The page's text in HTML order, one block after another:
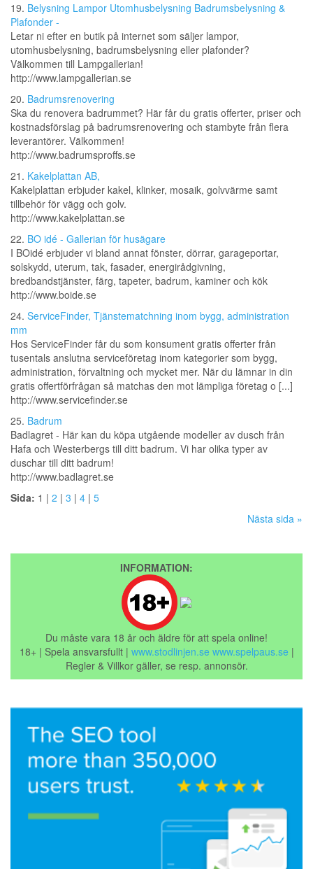
19. Belysning Lampor Utomhusbelysning Badrumsbelysning &
Plafonder -
Letar ni efter en butik på internet som säljer lampor,
utomhusbelysning, badrumsbelysning eller plafonder?
Välkommen till Lampgallerian!
http://www.lampgallerian.se
20. Badrumsrenovering
Ska du renovera badrummet? Här får du gratis offerter, priser och
kostnadsförslag på badrumsrenovering och stambyte från flera
leverantörer. Välkommen!
http://www.badrumsproffs.se
21. Kakelplattan AB,
Kakelplattan erbjuder kakel, klinker, mosaik, golvvärme samt
tillbehör för vägg och golv.
http://www.kakelplattan.se
22. BO idé - Gallerian för husägare
I BOidé erbjuder vi bland annat fönster, dörrar, garageportar,
solskydd, uterum, tak, fasader, energirådgivning,
bredbandstjänster, färg, tapeter, badrum, kaminer och kök
http://www.boide.se
24. ServiceFinder, Tjänstematchning inom bygg, administration
mm
Hos ServiceFinder får du som konsument gratis offerter från
tusentals anslutna serviceföretag inom kategorier som bygg,
administration, förvaltning och mycket mer. När du lämnar in din
gratis offertförfrågan så matchas den mot lämpliga företag o [...]
http://www.servicefinder.se
25. Badrum
Badlagret - Här kan du köpa utgående modeller av dusch från
Hafa och Westerbergs till ditt badrum. Vi har olika typer av
duschar till ditt badrum!
http://www.badlagret.se
Sida: 1 | 2 | 3 | 4 | 5
Nästa sida »
INFORMATION:
Du måste vara 18 år och äldre för att spela online!
18+ | Spela ansvarsfullt | www.stodlinjen.se www.spelpaus.se |
Regler & Villkor gäller, se resp. annonsör.